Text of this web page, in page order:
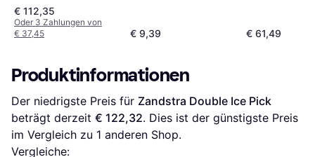
€ 112,35
Oder 3 Zahlungen von
€ 37,45
€ 9,39 € 61,49
Produktinformationen
Der niedrigste Preis für Zandstra Double Ice Pick
beträgt derzeit € 122,32. Dies ist der günstigste Preis
im Vergleich zu 1 anderen Shop.
Vergleiche: